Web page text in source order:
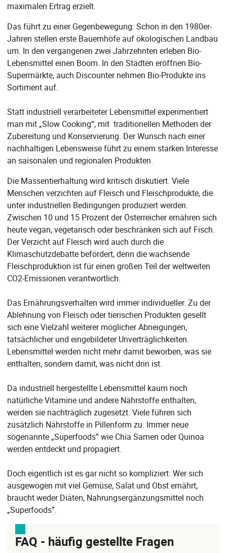
maximalen Ertrag erzielt.
Das führt zu einer Gegenbewegung: Schon in den 1980er-
Jahren stellen erste Bauernhöfe auf ökologischen Landbau
um. In den vergangenen zwei Jahrzehnten erleben Bio-
Lebensmittel einen Boom. In den Städten eröffnen Bio-
Supermärkte, auch Discounter nehmen Bio-Produkte ins
Sortiment auf.
Statt industriell verarbeiteter Lebensmittel experimentiert
man mit „Slow Cooking“, mit traditionellen Methoden der
Zubereitung und Konservierung. Der Wunsch nach einer
nachhaltigen Lebensweise führt zu einem starken Interesse
an saisonalen und regionalen Produkten.
Die Massentierhaltung wird kritisch diskutiert. Viele
Menschen verzichten auf Fleisch und Fleischprodukte, die
unter industriellen Bedingungen produziert werden.
Zwischen 10 und 15 Prozent der Österreicher ernähren sich
heute vegan, vegetarisch oder beschränken sich auf Fisch.
Der Verzicht auf Fleisch wird auch durch die
Klimaschutzdebatte befördert, denn die wachsende
Fleischproduktion ist für einen großen Teil der weltweiten
CO2-Emissionen verantwortlich.
Das Ernährungsverhalten wird immer individueller. Zu der
Ablehnung von Fleisch oder tierischen Produkten gesellt
sich eine Vielzahl weiterer möglicher Abneigungen,
tatsächlicher und eingebildeter Unverträglichkeiten.
Lebensmittel werden nicht mehr damit beworben, was sie
enthalten, sondern damit, was nicht drin ist.
Da industriell hergestellte Lebensmittel kaum noch
natürliche Vitamine und andere Nährstoffe enthalten,
werden sie nachträglich zugesetzt. Viele führen sich
zusätzlich Nährstoffe in Pillenform zu. Immer neue
sogenannte „Superfoods” wie Chia Samen oder Quinoa
werden entdeckt und propagiert.
Doch eigentlich ist es gar nicht so kompliziert: Wer sich
ausgewogen mit viel Gemüse, Salat und Obst ernährt,
braucht weder Diäten, Nahrungsergänzungsmittel noch
„Superfoods”.
FAQ - häufig gestellte Fragen